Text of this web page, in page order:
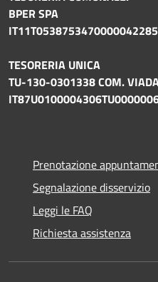
BPER SPA
TESORERIA UNICA
TU-130-0301338 COM.
Prenotazione
Segnalazione disservizio
Leggi le FAQ
Richiesta assistenza